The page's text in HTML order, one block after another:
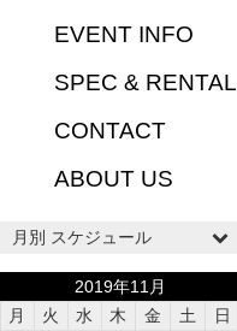
EVENT INFO
SPEC & RENTAL
CONTACT
ABOUT US
月別 スケジュール
2019年11月
月
火 水 木 金 土
日